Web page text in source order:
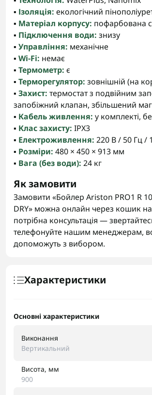
▪️ Ізоляція: екологічний
▪️ Матеріал корпусу: пофарбована
▪️ Підключення води: знизу
▪️ Управління: механічне
▪️ Wi-Fi: немає
▪️ Термометр: є
▪️ Терморегулятор: зовнішній (на
▪️ Захист: термостат з подвійним
запобіжний клапан, збільшений
▪️ Кабель живлення: у комплекті,
▪️ Клас захисту: IPX3
▪️ Електроживлення: 220 В / 50 Гц /
▪️ Розміри: 480 × 450 × 913 мм
▪️ Вага (без води): 24 кг
Як замовити
Замовити «Бойлер Ariston PRO1 R
DRY» можна онлайн через кошик
потрібна консультація —
телефонуйте нашим менеджерам,
допоможуть з вибором.
Характеристики
Основні характеристики
Виконання
Вертикальний
Висота, мм
900